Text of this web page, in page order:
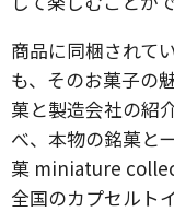
商品に同梱されて
も、そのお菓子の
菓と製造会社の紹
べ、本物の銘菓と
菓 miniature
全国のカプセルト